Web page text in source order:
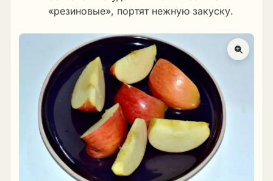
«резиновые», портят нежную закуску.